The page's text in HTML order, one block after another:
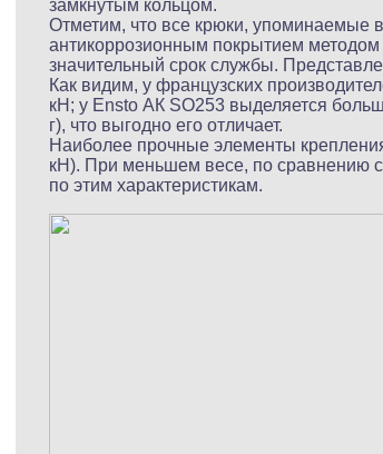
замкнутым кольцом.
Отметим, что все крюки, упоминаемые
антикоррозионным покрытием методом
значительный срок службы.
Как видим, у французских
кН; у Ensto АК SO253 выделяется
г), что выгодно его отличает.
Наиболее прочные элементы
кН). При меньшем весе, по сравнению
по этим характеристикам.